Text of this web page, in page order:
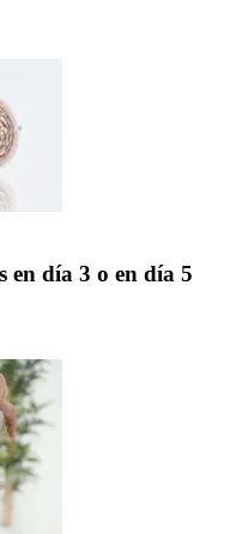
en día 3 o en día 5